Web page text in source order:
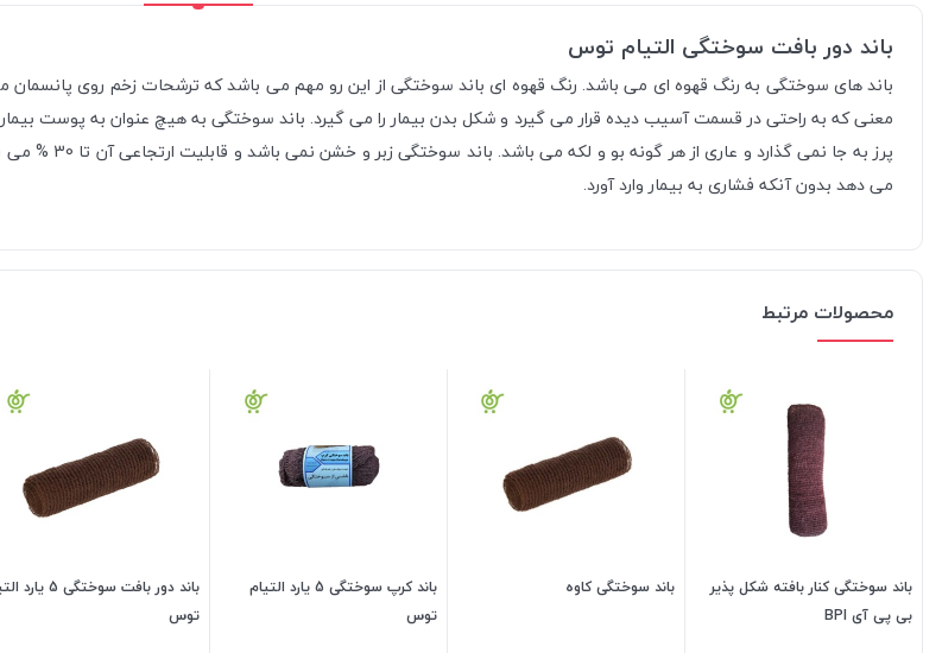
باند دور بافت سوختگی التیام توس
باند های سوختگی به رنگ قهوه ای می باشد. رنگ قهوه ای باند سوختگی از این رو مهم می باشد که ترشحات زخم روی
معنی که به راحتی در قسمت آسیب دیده قرار می گیرد و شکل بدن بیمار را می گیرد. باند سوختگی به هیچ عنوان به پوست
پرز به جا
می دهد بدون آنکه فشاری به بیمار وارد آورد.
محصولات مرتبط
باند سوختگی کنار بافته شکل پذیر
بی پی آی BPI
باند سوختگی کاوه
باند کرپ سوختگی 5 یارد التیام
توس
باند دور بافت سوختگی 5
توس